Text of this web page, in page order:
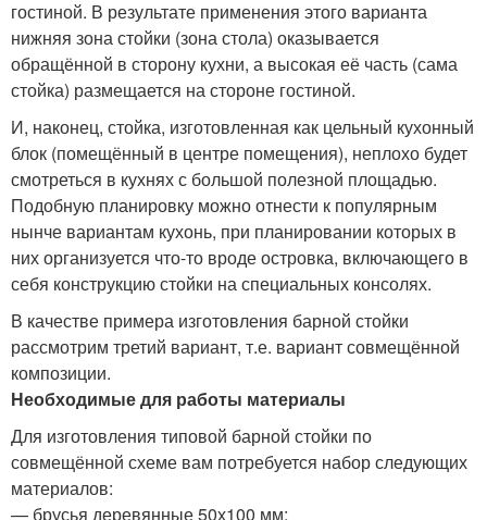
гостиной. В результате применения этого варианта
нижняя зона стойки (зона стола) оказывается
обращённой в сторону кухни, а высокая её часть (сама
стойка) размещается на стороне гостиной.
И, наконец, стойка, изготовленная как цельный кухонный
блок (помещённый в центре помещения), неплохо будет
смотреться в кухнях с большой полезной площадью.
Подобную планировку можно отнести к популярным
нынче вариантам кухонь, при планировании которых в
них организуется что-то вроде островка, включающего в
себя конструкцию стойки на специальных консолях.
В качестве примера изготовления барной стойки
рассмотрим третий вариант, т.е. вариант совмещённой
композиции.
Необходимые для работы материалы
Для изготовления типовой барной стойки по
совмещённой схеме вам потребуется набор следующих
материалов:
— брусья деревянные 50х100 мм;